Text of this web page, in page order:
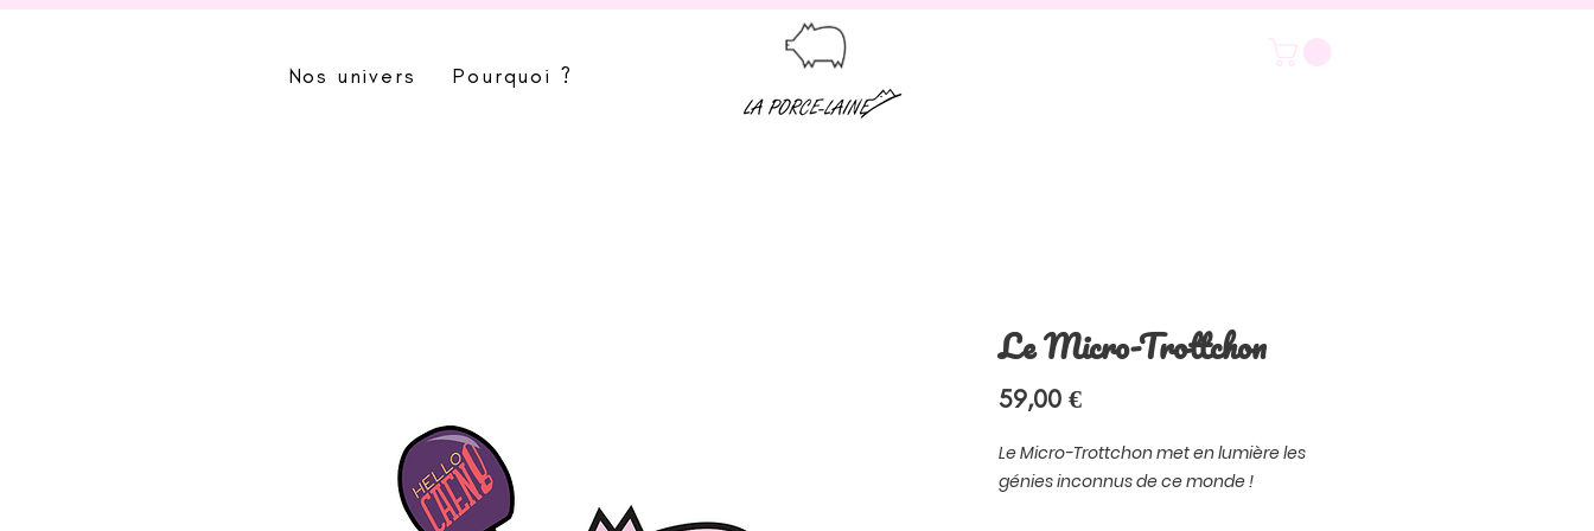
Nos univers Pourquoi ?
Le Micro-Trottchon
59,00 €Prix
Le Micro-Trottchon met en lumière les
génies inconnus de ce monde !